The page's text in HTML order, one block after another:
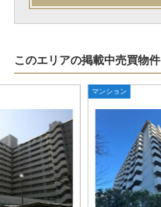
このエリアの掲載中売買物件
マンション